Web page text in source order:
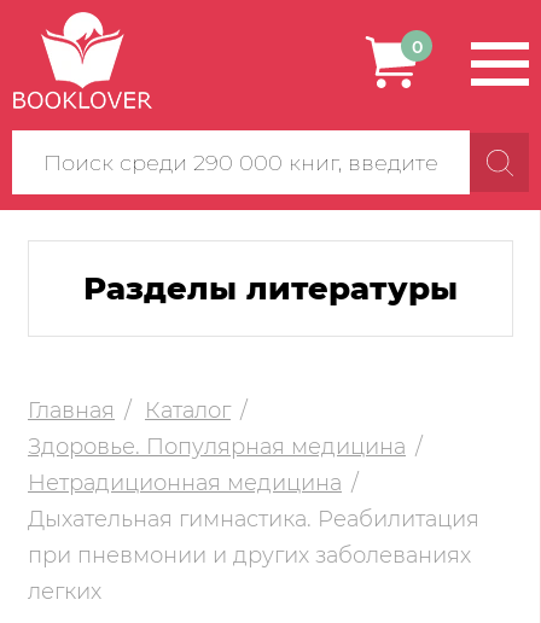
Поиск
по
сайту
0
Разделы литературы
Главная
Каталог
Здоровье. Популярная медицина
Нетрадиционная медицина
Дыхательная гимнастика. Реабилитация
при пневмонии и других заболеваниях
легких